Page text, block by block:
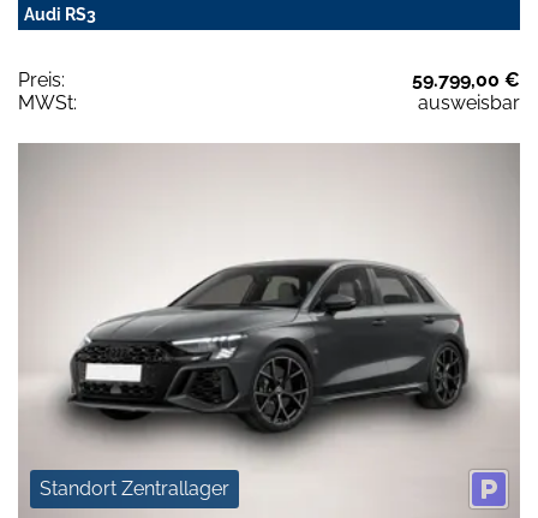
Audi RS3
Preis:
59.799,00 €
MWSt:
ausweisbar
Standort Zentrallager